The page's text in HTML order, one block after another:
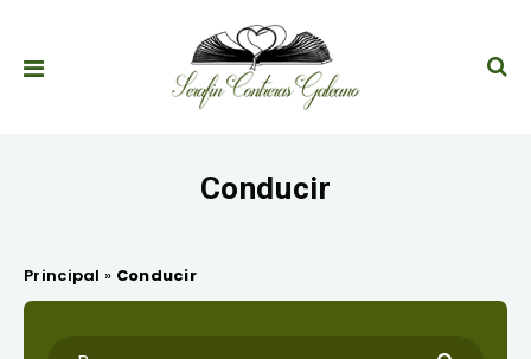
Conducir
Principal » Conducir